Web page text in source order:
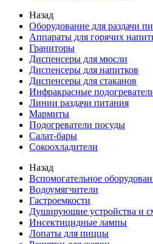
Назад
Оборудование для раздачи
Аппараты для горячих
Граниторы
Диспенсеры для мюсли
Диспенсеры для напитков
Диспенсеры для стаканов
Инфракрасные
Линии раздачи питания
Мармиты
Подогреватели посуды
Салат-бары
Сокоохладители
Назад
Вспомогательное
Водоумягчители
Гастроемкости
Душирующие устройства и
Инсектицидные лампы
Лопаты для пиццы